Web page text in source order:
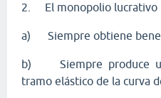
2. El monopolio lucrativo
a) Siempre obtiene
b) Siempre produce
tramo elástico de la curva